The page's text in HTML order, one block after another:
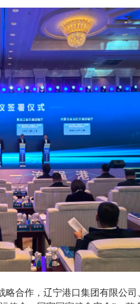
合作，辽宁港口集团有限公司